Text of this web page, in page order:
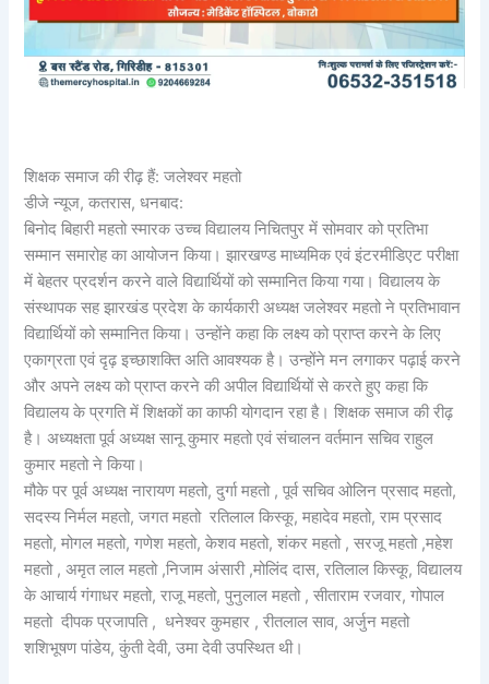
शिक्षक समाज की रीढ़ हैं: जलेश्वर महतो
डीजे न्यूज, कतरास, धनबाद:
बिनोद बिहारी महतो स्मारक उच्च विद्यालय निचितपुर में सोमवार को प्रतिभा
सम्मान समारोह का आयोजन किया। झारखण्ड माध्यमिक एवं इंटरमीडिएट परीक्षा
में बेहतर प्रदर्शन करने वाले विद्यार्थियों को सम्मानित किया गया। विद्यालय के
संस्थापक सह झारखंड प्रदेश के कार्यकारी अध्यक्ष जलेश्वर महतो ने प्रतिभावान
विद्यार्थियों को सम्मानित किया। उन्होंने कहा कि लक्ष्य को प्राप्त करने के लिए
एकाग्रता एवं दृढ़ इच्छाशक्ति अति आवश्यक है। उन्होंने मन लगाकर पढ़ाई करने
और अपने लक्ष्य को प्राप्त करने की अपील विद्यार्थियों से करते हुए कहा कि
विद्यालय के प्रगति में शिक्षकों का काफी योगदान रहा है। शिक्षक समाज की रीढ़
है। अध्यक्षता पूर्व अध्यक्ष सानू कुमार महतो एवं संचालन वर्तमान सचिव राहुल
कुमार महतो ने किया।
मौके पर पूर्व अध्यक्ष नारायण महतो, दुर्गा महतो , पूर्व सचिव ओलिन प्रसाद महतो,
सदस्य निर्मल महतो, जगत महतो रतिलाल किस्कू, महादेव महतो, राम प्रसाद
महतो, मोगल महतो, गणेश महतो, केशव महतो, शंकर महतो , सरजू महतो ,महेश
महतो , अमृत लाल महतो ,निजाम अंसारी ,मोलिंद दास, रतिलाल किस्कू, विद्यालय
के आचार्य गंगाधर महतो, राजू महतो, पुनुलाल महतो , सीताराम रजवार, गोपाल
महतो दीपक प्रजापति , धनेश्वर कुमहार , रीतलाल साव, अर्जुन महतो
शशिभूषण पांडेय, कुंती देवी, उमा देवी उपस्थित थी।